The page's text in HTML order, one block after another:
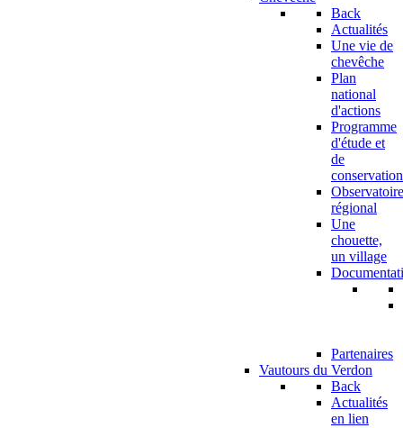
Back
Actualités
Une vie de
chevêche
Plan
national
d'actions
Programme
d'étude et
de
conservation
Observatoire
régional
Une
chouette,
un village
Partenaires
Vautours du Verdon
Back
Actualités
en lien